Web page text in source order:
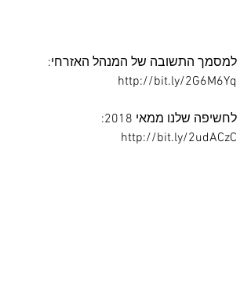
למסמך התשובה של המנהל האזרחי:
http://bit.ly/2G6M6Yq
לחשיפה שלנו ממאי 2018:
http://bit.ly/2udACzC